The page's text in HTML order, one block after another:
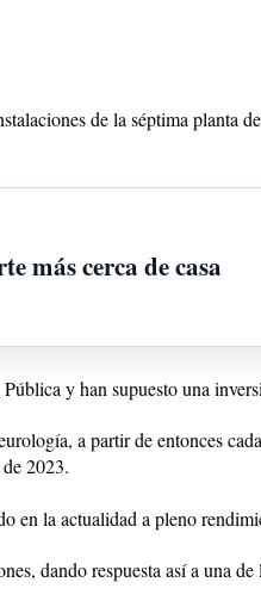
de la séptima planta
más cerca de casa
Pública y han supuesto una
a partir de entonces
2023.
en la actualidad a pleno
dando respuesta así a una de